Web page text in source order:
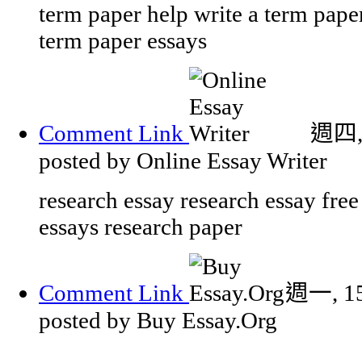
term paper help write a term
term paper essays
Comment Link
週四
posted by Online Essay Writer
research essay research essay
essays research paper
Comment Link
週一,
posted by Buy Essay.Org